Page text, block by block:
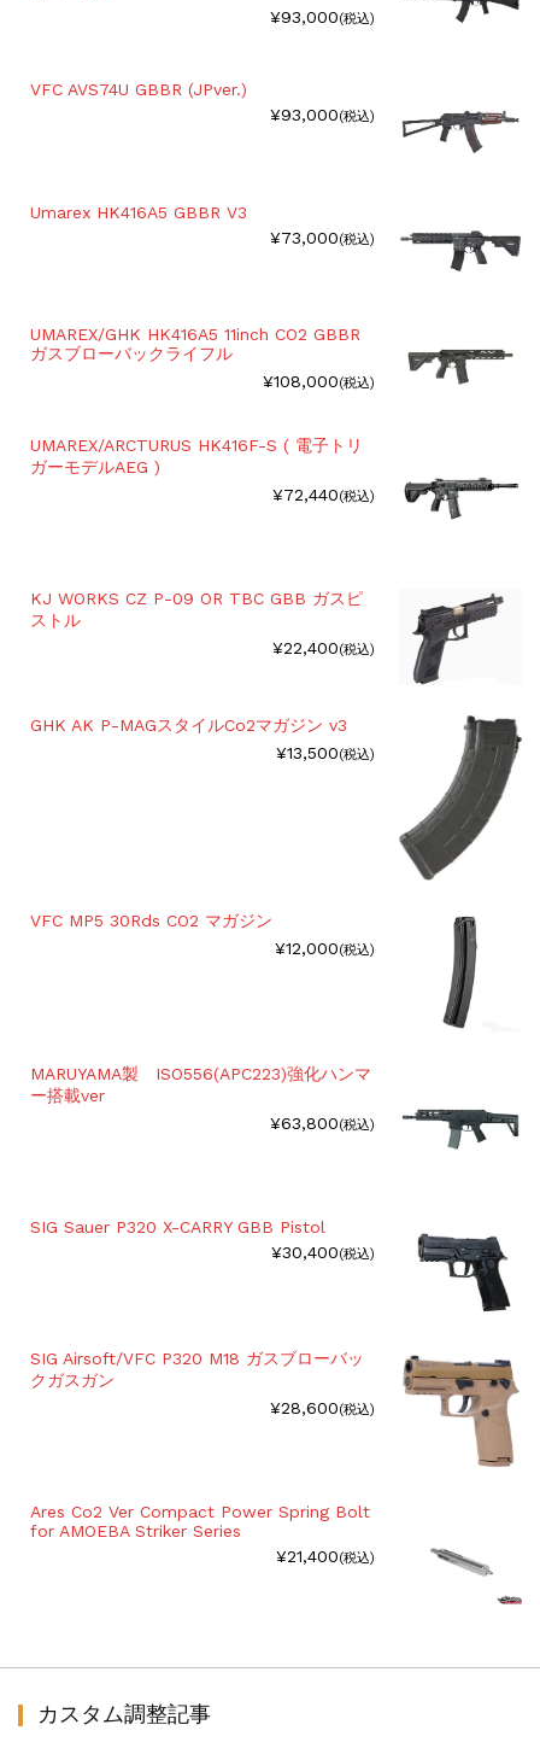
¥93,000(税込)
VFC AVS74U GBBR (JPver.)
¥93,000(税込)
Umarex HK416A5 GBBR V3
¥73,000(税込)
UMAREX/GHK HK416A5 11inch CO2 GBBR
ガスブローバックライフル
¥108,000(税込)
UMAREX/ARCTURUS HK416F-S ( 電子トリ
ガーモデルAEG )
¥72,440(税込)
KJ WORKS CZ P-09 OR TBC GBB ガスピ
ストル
¥22,400(税込)
GHK AK P-MAGスタイルCo2マガジン v3
¥13,500(税込)
VFC MP5 30Rds CO2 マガジン
¥12,000(税込)
MARUYAMA製 ISO556(APC223)強化ハンマ
ー搭載ver
¥63,800(税込)
SIG Sauer P320 X-CARRY GBB Pistol
¥30,400(税込)
SIG Airsoft/VFC P320 M18 ガスブローバッ
クガスガン
¥28,600(税込)
Ares Co2 Ver Compact Power Spring Bolt
for AMOEBA Striker Series
¥21,400(税込)
カスタム調整記事